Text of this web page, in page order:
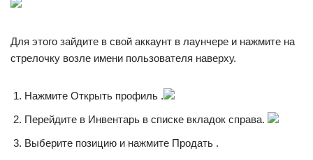
Для этого зайдите в свой аккаунт в лаунчере и нажмите на
стрелочку возле имени пользователя наверху.
Нажмите Открыть профиль .
Перейдите в Инвентарь в списке вкладок справа.
Выберите позицию и нажмите Продать .